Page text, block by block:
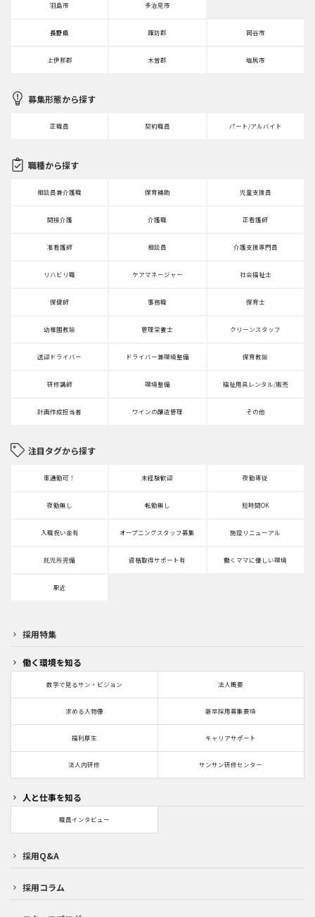
羽島市 多治見市
長野県 諏訪郡 岡谷市
上伊那郡 木曽郡 塩尻市
募集形態から探す
正職員 契約職員 パート/アルバイト
職種から探す
相談員兼介護職 保育補助 児童支援員
間接介護 介護職 正看護師
准看護師 相談員 介護支援専門員
リハビリ職 ケアマネージャー 社会福祉士
保健師 事務職 保育士
幼稚園教諭 管理栄養士 クリーンスタッフ
送迎ドライバー ドライバー兼環境整備 保育教諭
研修講師 環境整備 福祉用具レンタル/販売
計画作成担当者 ワインの醸造管理 その他
注目タグから探す
車通勤可！ 未経験歓迎 夜勤専従
夜勤無し 転勤無し 短時間OK
入職祝い金有 オープニングスタッフ募集 施設リニューアル
託児所完備 資格取得サポート有 働くママに優しい環境
駅近
採用特集
働く環境を知る
数字で見るサン・ビジョン 法人概要
求める人物像 新卒採用募集要項
福利厚生 キャリアサポート
法人内研修 サンサン研修センター
人と仕事を知る
職員インタビュー
採用Q&A
採用コラム